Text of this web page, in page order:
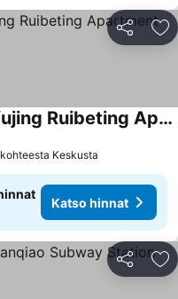
Jaa
Beijing Tiananmen Wangfujing Ruibeting Apartment Hotel
Keskusta
Katso hinnat
Jaa